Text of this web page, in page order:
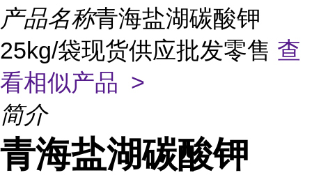
产品名称青海盐湖碳酸钾
25kg/袋现货供应批发零售 查
看相似产品 >
简介
青海盐湖碳酸钾